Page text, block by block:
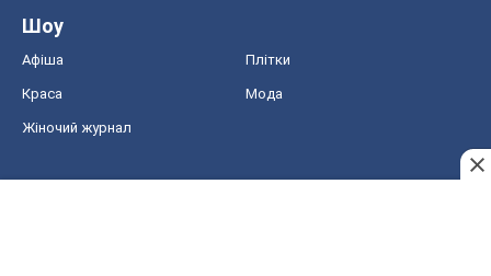
Шоу
Афіша Плітки
Краса Мода
Жіночий журнал